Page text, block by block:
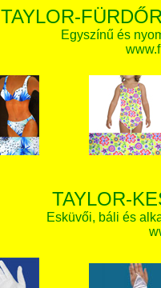
TAYLOR-
Egyszínű és
TAYLOR-
Esküvői, báli és